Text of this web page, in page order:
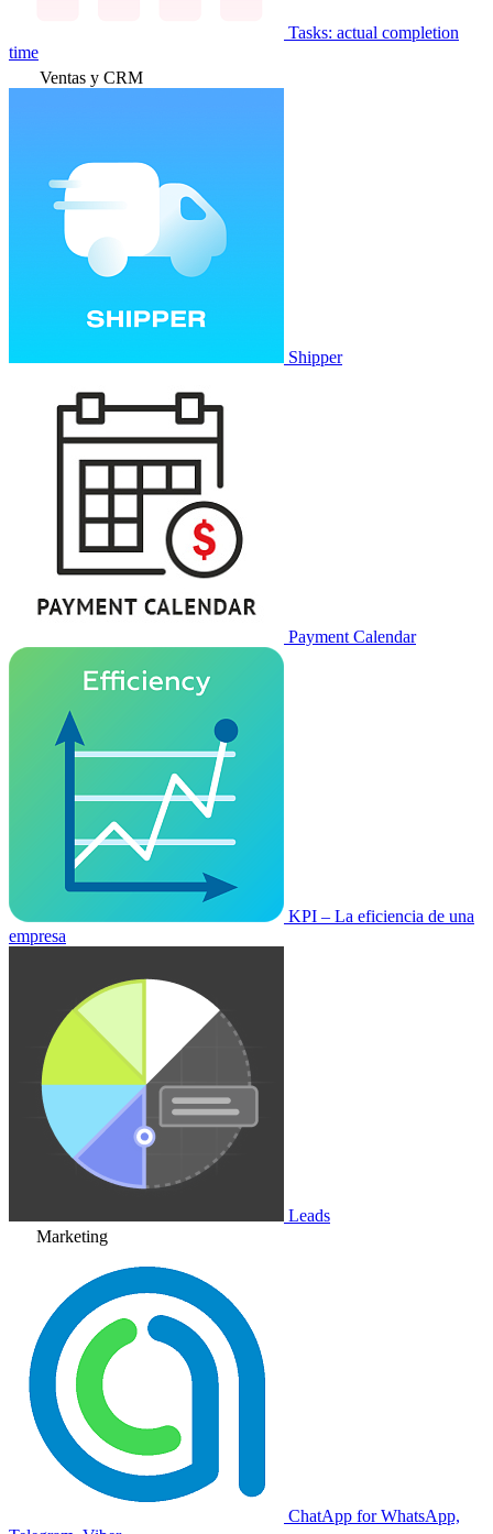
Tasks: actual completion
time
Ventas y CRM
Shipper
Payment Calendar
KPI – La eficiencia de una
empresa
Leads
Marketing
ChatApp for WhatsApp,